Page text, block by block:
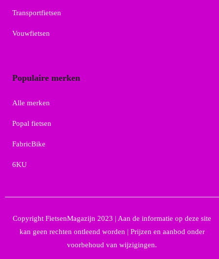
Transportfietsen
Vouwfietsen
Populaire merken
Alle merken
Popal fietsen
FabricBike
6KU
Copyright FietsenMagazijn 2023 | Aan de informatie op deze site
kan geen rechten ontleend worden | Prijzen en aanbod onder
voorbehoud van wijzigingen.